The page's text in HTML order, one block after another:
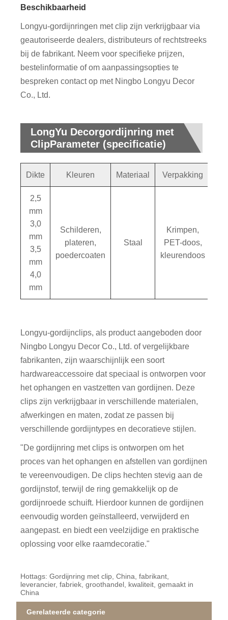
Beschikbaarheid
Longyu-gordijnringen met clip zijn verkrijgbaar via
geautoriseerde dealers, distributeurs of rechtstreeks
bij de fabrikant. Neem voor specifieke prijzen,
bestelinformatie of om aanpassingsopties te
bespreken contact op met Ningbo Longyu Decor
Co., Ltd.
LongYu Decorgordijnring met
ClipParameter (specificatie)
Dikte Kleuren Materiaal Verpakking
2,5
mm
3,0
mm
3,5
mm
4,0
mm
Schilderen,
plateren,
poedercoaten
Staal
Krimpen,
PET-doos,
kleurendoos
Longyu-gordijnclips, als product aangeboden door
Ningbo Longyu Decor Co., Ltd. of vergelijkbare
fabrikanten, zijn waarschijnlijk een soort
hardwareaccessoire dat speciaal is ontworpen voor
het ophangen en vastzetten van gordijnen. Deze
clips zijn verkrijgbaar in verschillende materialen,
afwerkingen en maten, zodat ze passen bij
verschillende gordijntypes en decoratieve stijlen.
"De gordijnring met clips is ontworpen om het
proces van het ophangen en afstellen van gordijnen
te vereenvoudigen. De clips hechten stevig aan de
gordijnstof, terwijl de ring gemakkelijk op de
gordijnroede schuift. Hierdoor kunnen de gordijnen
eenvoudig worden geïnstalleerd, verwijderd en
aangepast. en biedt een veelzijdige en praktische
oplossing voor elke raamdecoratie."
Hottags: Gordijnring met clip, China, fabrikant,
leverancier, fabriek, groothandel, kwaliteit, gemaakt in
China
Gerelateerde categorie